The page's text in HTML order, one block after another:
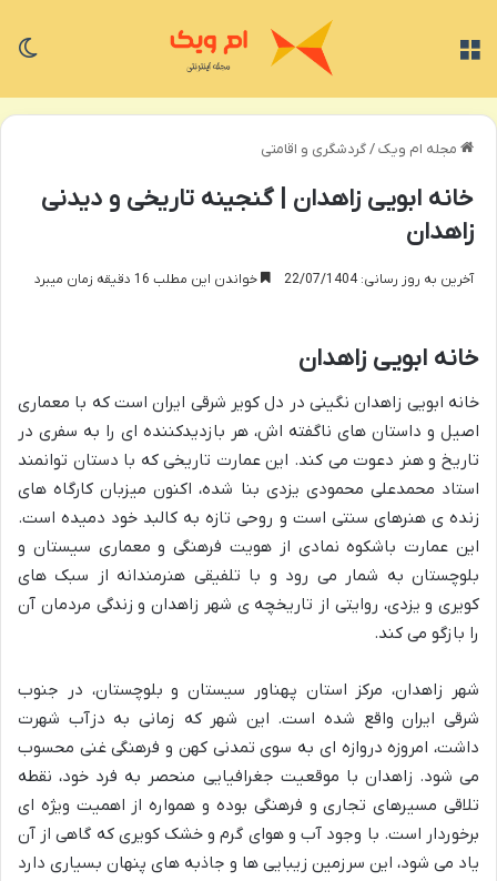
مجله ام ویک/گردشگری و اقامتی
خانه ابویی زاهدان | گنجینه تاریخی و دیدنی
زاهدان
آخرین به روز رسانی: 22/07/1404 خواندن این مطلب 16 دقیقه زمان میبرد
خانه ابویی زاهدان
خانه ابویی زاهدان نگینی در دل کویر شرقی ایران است که با معماری
اصیل و داستان های ناگفته اش، هر بازدیدکننده ای را به سفری در
تاریخ و هنر دعوت می کند. این عمارت تاریخی که با دستان توانمند
استاد محمدعلی محمودی یزدی بنا شده، اکنون میزبان کارگاه های
زنده ی هنرهای سنتی است و روحی تازه به کالبد خود دمیده است.
این عمارت باشکوه نمادی از هویت فرهنگی و معماری سیستان و
بلوچستان به شمار می رود و با تلفیقی هنرمندانه از سبک های
کویری و یزدی، روایتی از تاریخچه ی شهر زاهدان و زندگی مردمان آن
را بازگو می کند.
شهر زاهدان، مرکز استان پهناور سیستان و بلوچستان، در جنوب
شرقی ایران واقع شده است. این شهر که زمانی به دزآب شهرت
داشت، امروزه دروازه ای به سوی تمدنی کهن و فرهنگی غنی محسوب
می شود. زاهدان با موقعیت جغرافیایی منحصر به فرد خود، نقطه
تلاقی مسیرهای تجاری و فرهنگی بوده و همواره از اهمیت ویژه ای
برخوردار است. با وجود آب و هوای گرم و خشک کویری که گاهی از آن
یاد می شود، این سرزمین زیبایی ها و جاذبه های پنهان بسیاری دارد